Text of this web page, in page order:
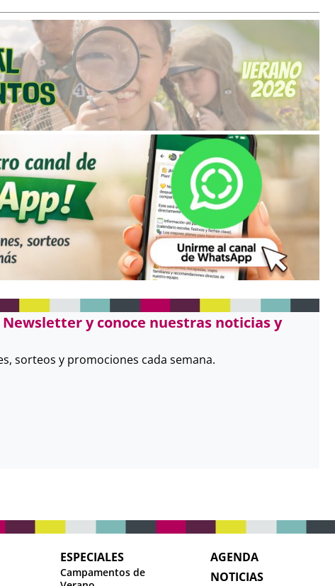
y conoce nuestras noticias y
sorteos y promociones cada semana.
ESPECIALES
Campamentos de
AGENDA
NOTICIAS